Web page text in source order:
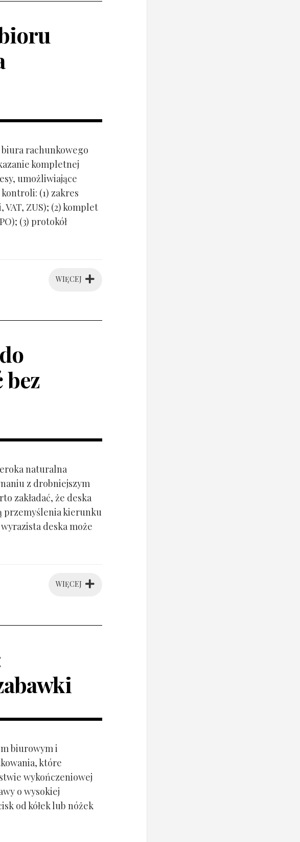
rachunkowego
kompletnej
umożliwiające
(1) zakres
ZUS); (2) komplet
(3) protokół
WIĘCEJ
naturalna
z drobniejszym
zakładać, że deska
przemyślenia kierunku
deska może
WIĘCEJ
biurowym i
które
wykończeniowej
o wysokiej
od kółek lub nóżek